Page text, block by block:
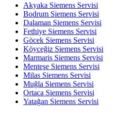
Akyaka Siemens Servisi
Bodrum Siemens Servisi
Dalaman Siemens Servisi
Fethiye Siemens Servisi
Göcek Siemens Servisi
Köyceğiz Siemens Servisi
Marmaris Siemens Servisi
Menteşe Siemens Servisi
Milas Siemens Servisi
Muğla Siemens Servisi
Ortaca Siemens Servisi
Yatağan Siemens Servisi